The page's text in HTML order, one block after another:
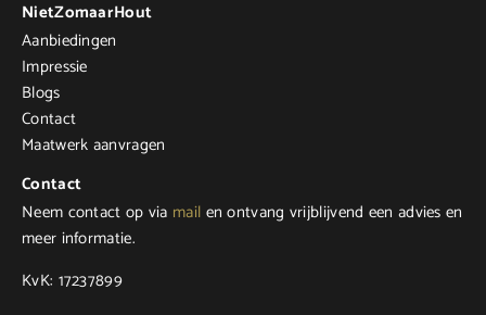
NietZomaarHout
Aanbiedingen
Impressie
Blogs
Contact
Maatwerk aanvragen
Contact
Neem contact op via mail en ontvang vrijblijvend een advies en
meer informatie.
KvK: 17237899